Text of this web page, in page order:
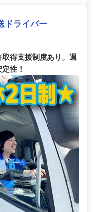
ドライバー
得支援制度あり。週
性！